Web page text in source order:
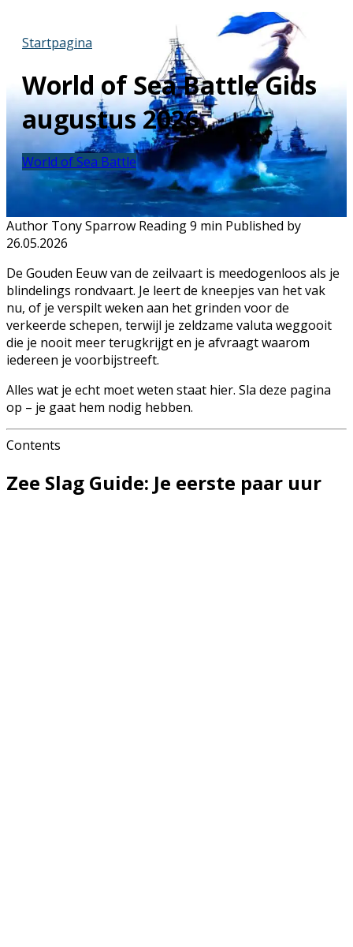
Startpagina
World of Sea Battle Gids
augustus 2026
World of Sea Battle
Author Tony Sparrow Reading9 min Published by
26.05.2026
De Gouden Eeuw van de zeilvaart is meedogenloos als je
blindelings rondvaart. Je leert de kneepjes van het vak
nu, of je verspilt weken aan het grinden voor de
verkeerde schepen, terwijl je zeldzame valuta weggooit
die je nooit meer terugkrijgt en je afvraagt waarom
iedereen je voorbijstreeft.
Alles wat je echt moet weten staat hier. Sla deze pagina
op – je gaat hem nodig hebben.
Contents
Zee Slag Guide: Je eerste paar uur